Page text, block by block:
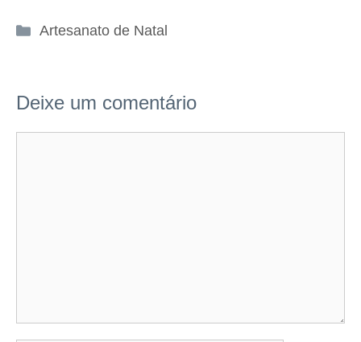
Categorias
Artesanato de Natal
Deixe um comentário